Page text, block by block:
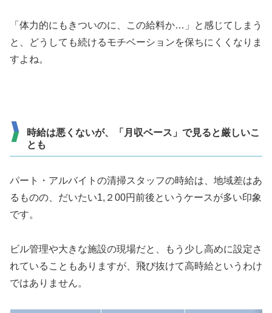
「体力的にもきついのに、この給料か…」と感じてしまう
と、どうしても続けるモチベーションを保ちにくくなりま
すよね。
時給は悪くないが、「月収ベース」で見ると厳しいこ
とも
パート・アルバイトの清掃スタッフの時給は、地域差はあ
るものの、 だいたい1,２00円前後というケースが多い印象
です。
ビル管理や大きな施設の現場だと、もう少し高めに設定さ
れていることもありますが、飛び抜けて高時給というわけ
ではありません。